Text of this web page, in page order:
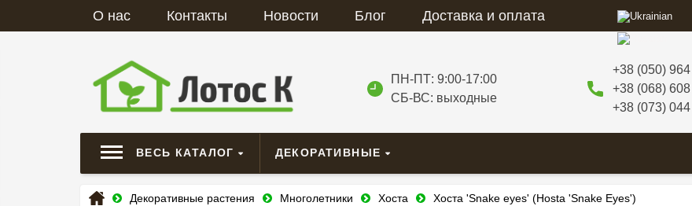
О нас Контакты Новости Блог Доставка и оплата
ПН-ПТ: 9:00-17:00
СБ-ВС: выходные
+38 (050)
+38 (068)
+38 (073)
ВЕСЬ КАТАЛОГ ДЕКОРАТИВНЫЕ
Декоративные растения Многолетники Хоста Хоста 'Snake eyes' (Hosta 'Snake Eyes')